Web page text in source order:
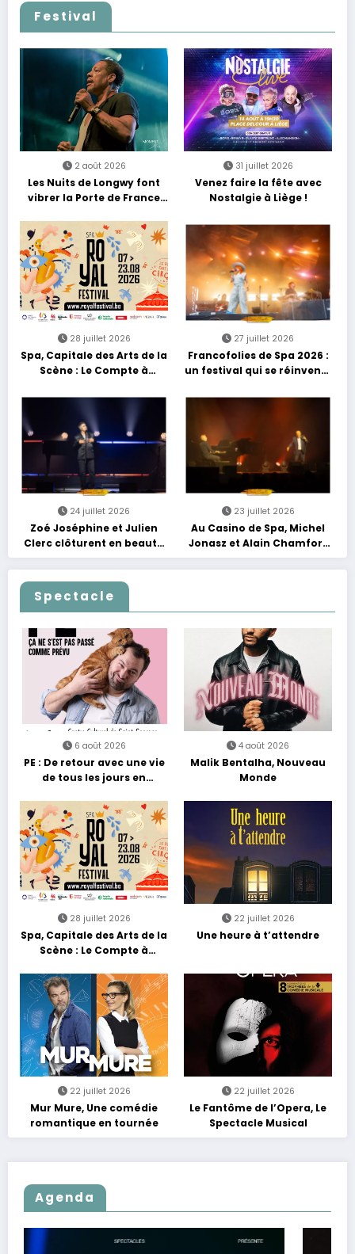
Festival
2 août 2026
Les Nuits de Longwy font
vibrer la Porte de France
découvertes et énergie
reggae
31 juillet 2026
Venez faire la fête avec
Nostalgie à Liège !
28 juillet 2026
Spa, Capitale des Arts de la
Scène : Le Compte à
27 juillet 2026
Francofolies de Spa 2026 :
un festival qui se réinvente
grands moments de scène
24 juillet 2026
Zoé Joséphine et Julien
Clerc clôturent en beauté
Les Nuits Francofolies au
Casino
23 juillet 2026
Au Casino de Spa, Michel
Jonasz et Alain Chamfort
célèbrent le temps qui
passe… sans jamais céder
Spectacle
6 août 2026
PE : De retour avec une vie
de tous les jours en
4 août 2026
Malik Bentalha, Nouveau
Monde
28 juillet 2026
Spa, Capitale des Arts de la
Scène : Le Compte à
22 juillet 2026
Une heure à t’attendre
22 juillet 2026
Mur Mure, Une comédie
romantique en tournée
22 juillet 2026
Le Fantôme de l’Opera, Le
Spectacle Musical
Agenda